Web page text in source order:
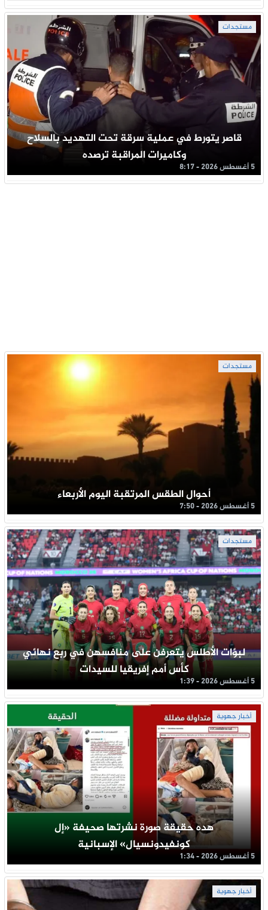
مستجدات
قاصر يتورط في عملية سرقة تحت التهديد بالسلاح
وكاميرات المراقبة ترصده
5 أغسطس 2026 - 8:17
مستجدات
أحوال الطقس المرتقبة اليوم الأربعاء
5 أغسطس 2026 - 7:50
مستجدات
لبؤات الأطلس يتعرفن على منافسهن في ربع نهائي
كأس أمم إفريقيا للسيدات
5 أغسطس 2026 - 1:39
أخبار جهوية
هده حقيقة صورة نشرتها صحيفة «إل
كونفيدونسيال» الإسبانية
5 أغسطس 2026 - 1:34
أخبار جهوية